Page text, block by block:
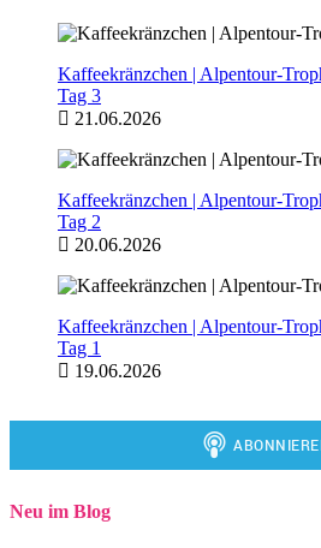
Kaffeekränzchen | Alpentour-
Tag 3
21.06.2026
Kaffeekränzchen | Alpentour-
Tag 2
20.06.2026
Kaffeekränzchen | Alpentour-
Tag 1
19.06.2026
Neu im Blog